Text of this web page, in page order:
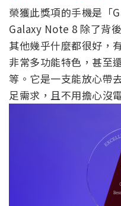
榮獲此獎項的手機是「
Galaxy Note 8 除了背
其他幾乎什麼都很好，
非常多功能特色，甚至
等。它是一支能放心帶
足需求，且不用擔心沒